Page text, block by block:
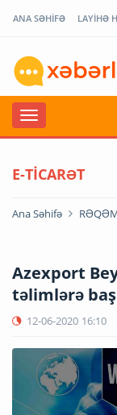
ANA SƏHİFƏ LAYİHƏ
E-TİCARƏT
Ana Səhifə
Azexport
təlimlərə
12-06-2020 16:10